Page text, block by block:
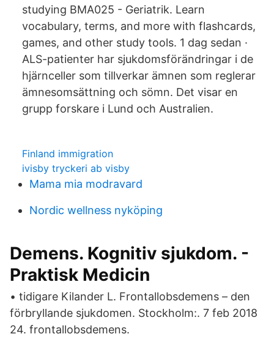
studying BMA025 - Geriatrik. Learn
vocabulary, terms, and more with flashcards,
games, and other study tools. 1 dag sedan ·
ALS-patienter har sjukdomsförändringar i de
hjärnceller som tillverkar ämnen som reglerar
ämnesomsättning och sömn. Det visar en
grupp forskare i Lund och Australien.
Finland immigration
ivisby tryckeri ab visby
Mama mia modravard
Nordic wellness nyköping
Demens. Kognitiv sjukdom. -
Praktisk Medicin
• tidigare Kilander L. Frontallobsdemens – den
förbryllande sjukdomen. Stockholm:. 7 feb 2018
24. frontallobsdemens.